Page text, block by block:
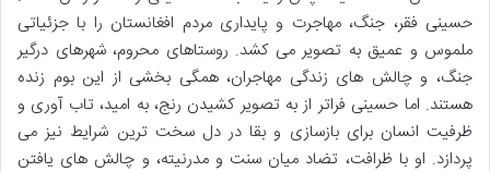
حسینی فقر، جنگ، مهاجرت و پایداری مردم افغانستان را با جزئیاتی
ملموس و عمیق به تصویر می کشد. روستاهای محروم، شهرهای درگیر
جنگ، و چالش های زندگی مهاجران، همگی بخشی از این بوم زنده
هستند. اما حسینی فراتر از به تصویر کشیدن رنج، به امید، تاب آوری و
ظرفیت انسان برای بازسازی و بقا در دل سخت ترین شرایط نیز می
پردازد. او با ظرافت، تضاد میان سنت و مدرنیته، و چالش های یافتن